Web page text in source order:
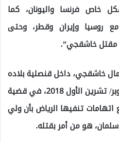
خاص فرنسا واليونان، كما
روسيا وإيران وقطر، وحتى
مقتل خاشقجي”.
خاشقجي، داخل قنصلية بلاده
بمدينة إسطنبول في 2 أكتوبر/ تشرين الأول 2018، في قضية
اتهامات تنفيها الرياض بأن ولي
هو من أمر بقتله.